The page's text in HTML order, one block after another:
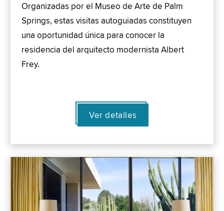
Organizadas por el Museo de Arte de Palm
Springs, estas visitas autoguiadas constituyen
una oportunidad única para conocer la
residencia del arquitecto modernista Albert
Frey.
Ver detalles